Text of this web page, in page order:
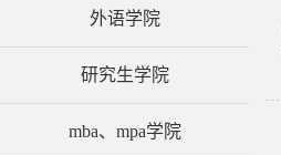
外语学院
研究生学院
mba、mpa学院